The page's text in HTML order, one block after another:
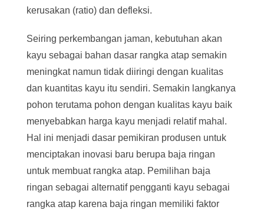
kerusakan (ratio) dan defleksi.
Seiring perkembangan jaman, kebutuhan akan
kayu sebagai bahan dasar rangka atap semakin
meningkat namun tidak diiringi dengan kualitas
dan kuantitas kayu itu sendiri. Semakin langkanya
pohon terutama pohon dengan kualitas kayu baik
menyebabkan harga kayu menjadi relatif mahal.
Hal ini menjadi dasar pemikiran produsen untuk
menciptakan inovasi baru berupa baja ringan
untuk membuat rangka atap. Pemilihan baja
ringan sebagai alternatif pengganti kayu sebagai
rangka atap karena baja ringan memiliki faktor